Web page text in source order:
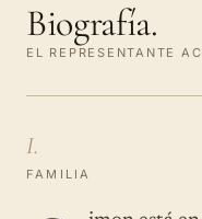
Biografía.
EL REPRESENTANTE
I.
FAMILIA